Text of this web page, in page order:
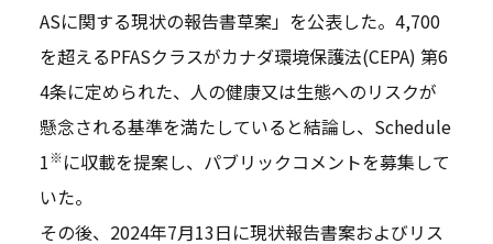
ASに関する現状の報告書草案」を公表した。4,700
を超えるPFASクラスがカナダ環境保護法(CEPA) 第6
4条に定められた、人の健康又は生態へのリスクが
懸念される基準を満たしていると結論し、Schedule
1※に収載を提案し、パブリックコメントを募集して
いた。
その後、2024年7月13日に現状報告書案およびリス